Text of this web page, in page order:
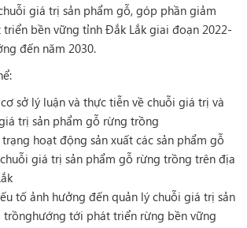
giá trị sản phẩm gỗ, góp phần giảm
triển bền vững tỉnh Đắk Lắk giai đoạn 2022-
đến năm 2030.
sở lý luận và thực tiễn về chuỗi giá trị và
trị sản phẩm gỗ rừng trồng
hoạt động sản xuất các sản phẩm gỗ
giá trị sản phẩm gỗ rừng trồng trên địa
tố ảnh hưởng đến quản lý chuỗi giá trị sản
trồnghướng tới phát triển rừng bền vững